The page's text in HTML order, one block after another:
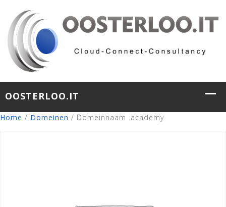
Home / Domeinen / Domeinnaam .academy